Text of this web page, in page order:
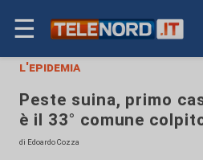
☰
l'epidemia
Peste suina, primo
è il 33° comune
di Edoardo Cozza